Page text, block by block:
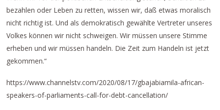
bezahlen oder Leben zu retten, wissen wir, daß etwas moralisch
nicht richtig ist. Und als demokratisch gewählte Vertreter unseres
Volkes können wir nicht schweigen. Wir müssen unsere Stimme
erheben und wir müssen handeln. Die Zeit zum Handeln ist jetzt
gekommen.“
https://www.channelstv.com/2020/08/17/gbajabiamila-african-
speakers-of-parliaments-call-for-debt-cancellation/